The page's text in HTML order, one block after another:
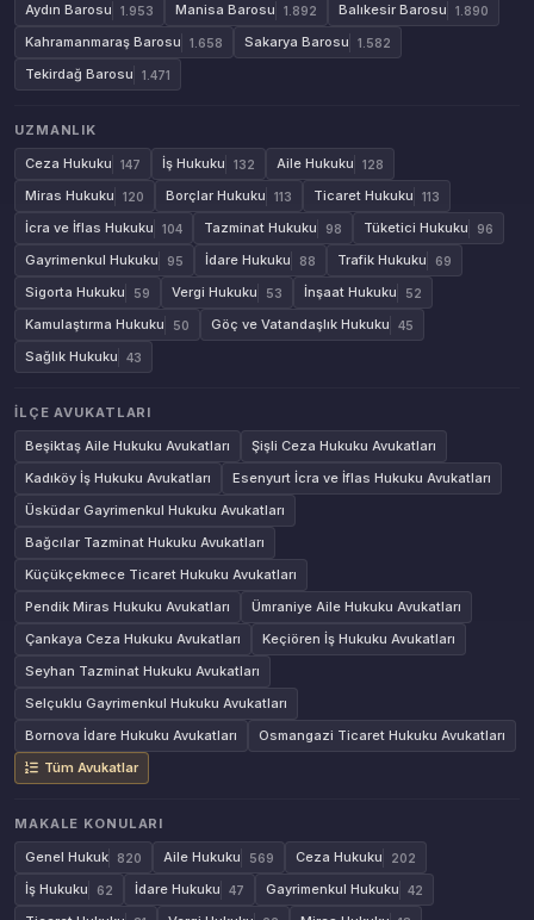
Aydın Barosu 1.953 Manisa Barosu 1.892 Balıkesir Barosu 1.890
Kahramanmaraş Barosu 1.658 Sakarya Barosu 1.582
Tekirdağ Barosu 1.471
UZMANLIK
Ceza Hukuku
147 İş Hukuku 132 Aile Hukuku 128
Miras Hukuku 120 Borçlar Hukuku 113 Ticaret Hukuku 113
İcra ve İflas Hukuku 104 Tazminat Hukuku 98 Tüketici Hukuku 96
Gayrimenkul Hukuku 95 İdare Hukuku 88 Trafik Hukuku 69
Sigorta Hukuku 59 Vergi Hukuku 53 İnşaat Hukuku 52
Kamulaştırma Hukuku 50 Göç ve Vatandaşlık Hukuku 45
Sağlık Hukuku 43
İLÇE AVUKATLARI
Beşiktaş Aile Hukuku Avukatları
Şişli Ceza Hukuku Avukatları
Kadıköy İş Hukuku Avukatları
Esenyurt İcra ve İflas Hukuku Avukatları
Üsküdar Gayrimenkul Hukuku Avukatları
Bağcılar Tazminat Hukuku Avukatları
Küçükçekmece Ticaret Hukuku Avukatları
Pendik Miras Hukuku Avukatları
Ümraniye Aile Hukuku Avukatları
Çankaya Ceza Hukuku Avukatları
Keçiören İş Hukuku Avukatları
Seyhan Tazminat Hukuku Avukatları
Selçuklu Gayrimenkul Hukuku Avukatları
Bornova İdare Hukuku Avukatları
Osmangazi Ticaret Hukuku Avukatları
Tüm Avukatlar
MAKALE KONULARI
Genel Hukuk
820 Aile Hukuku 569 Ceza Hukuku 202
İş Hukuku 62 İdare Hukuku 47 Gayrimenkul Hukuku 42